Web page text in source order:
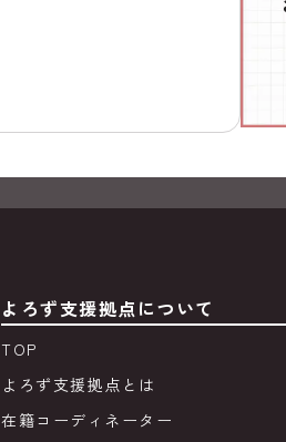
よろず支援拠点について
TOP
よろず支援拠点とは
在籍コーディネーター